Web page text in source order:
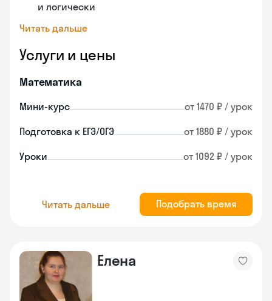
и логически
Читать дальше
Услуги и цены
Математика
Мини-курс от 1470 ₽ / урок
Подготовка к ЕГЭ/ОГЭ от 1880 ₽ / урок
Уроки от 1092 ₽ / урок
Читать дальше Подобрать время
Елена